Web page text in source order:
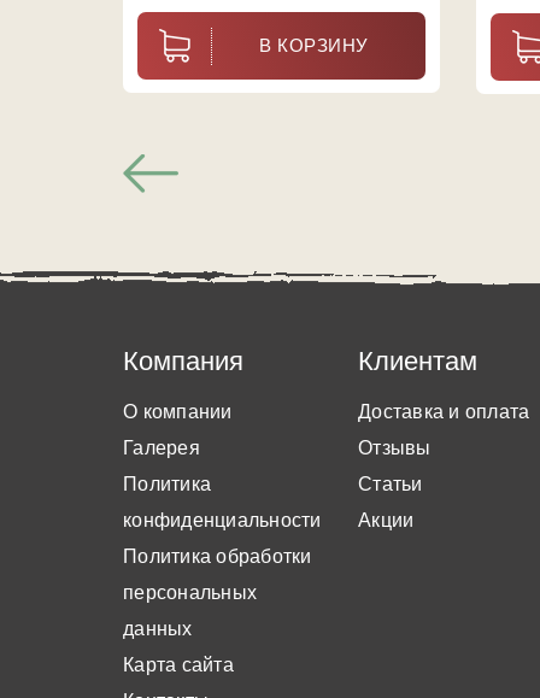
В КОРЗИНУ
Компания
О компании
Галерея
Политика
конфиденциальности
Политика обработки
персональных
данных
Карта сайта
Клиентам
Доставка и оплата
Отзывы
Статьи
Акции